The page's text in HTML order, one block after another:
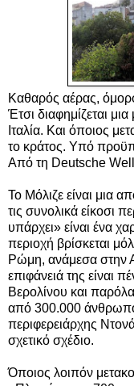
Καθαρός αέρας,
Έτσι διαφημίζεται
Ιταλία. Και όποιος
το κράτος. Υπό
Από τη Deutsche
Το Μόλιζε είναι μια
τις συνολικά είκοσι
υπάρχει» είναι ένα
περιοχή βρίσκεται
Ρώμη, ανάμεσα στην
επιφάνειά της είναι
Βερολίνου και
από 300.000
περιφερειάρχης
σχετικό σχέδιο.
Όποιος λοιπόν